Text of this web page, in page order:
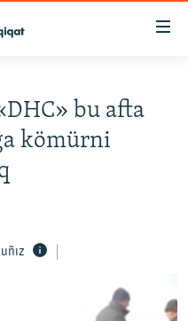
bu afta
kömürni